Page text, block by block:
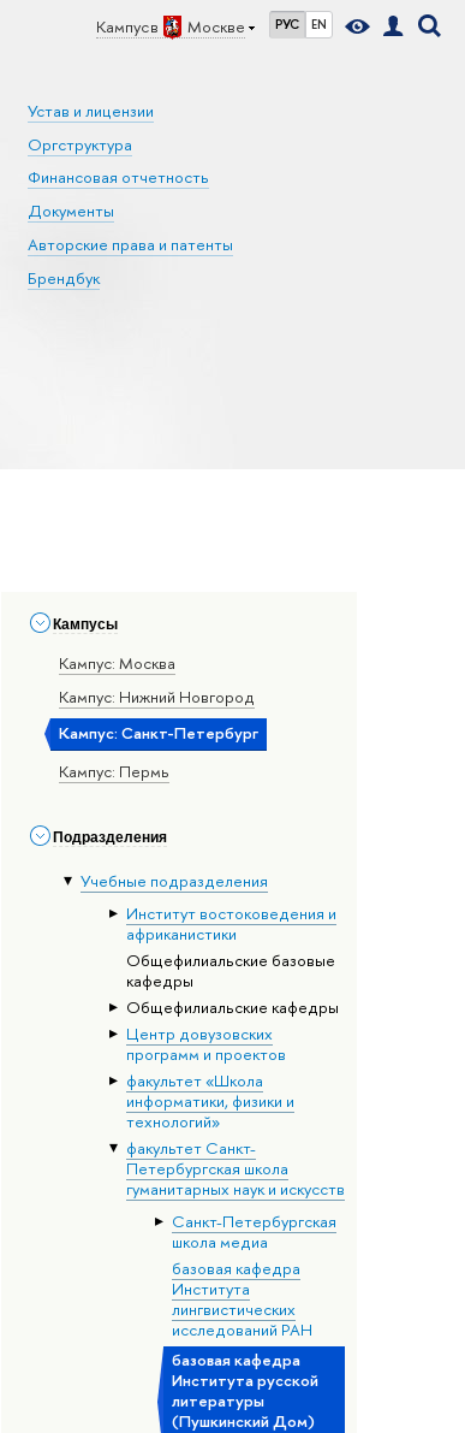
Кампус в Москве РУС EN
Устав и лицензии
Оргструктура
Финансовая отчетность
Документы
Авторские права и патенты
Брендбук
Кампусы
Кампус: Москва
Кампус: Нижний Новгород
Кампус: Санкт-Петербург
Кампус: Пермь
Подразделения
Учебные подразделения
Институт востоковедения и
африканистики
Общефилиальские базовые
кафедры
Общефилиальские кафедры
Центр довузовских
программ и проектов
факультет «Школа
информатики, физики и
технологий»
факультет Санкт-
Петербургская школа
гуманитарных наук и искусств
Санкт-Петербургская
школа медиа
базовая кафедра
Института
лингвистических
исследований РАН
базовая кафедра
Института русской
литературы
(Пушкинский Дом)